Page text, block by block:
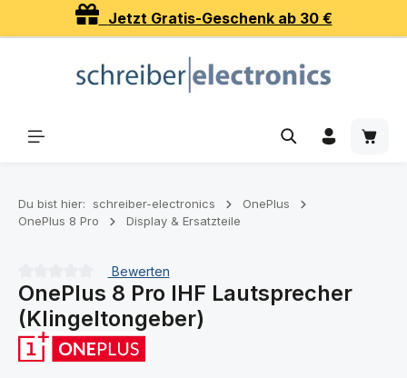
Zum Hauptinhalt springenJetzt Gratis-Geschenk ab 30 €
Du bist hier: schreiber-electronics
OnePlus
OnePlus 8 Pro
Display & Ersatzteile
Durchschnittliche Bewertung von 0 von 5 Sternen
Bewerten
OnePlus 8 Pro IHF Lautsprecher
(Klingeltongeber)